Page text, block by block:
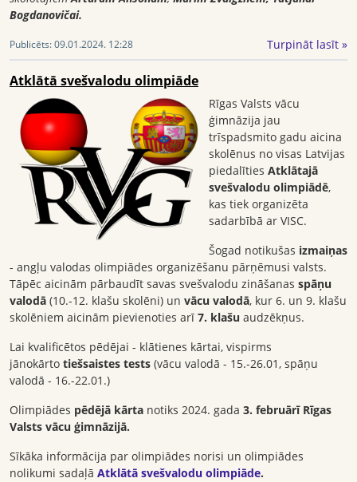
Bogdanovičai.
Publicēts:09.01.2024. 12:28 Turpināt lasīt »
Atklātā svešvalodu olimpiāde
Rīgas Valsts vācu
ģimnāzija jau
trīspadsmito gadu aicina
skolēnus no visas Latvijas
piedalīties Atklātajā
svešvalodu olimpiādē,
kas tiek organizēta
sadarbībā ar VISC.
Šogad notikušas izmaiņas
- angļu valodas olimpiādes organizēšanu pārņēmusi valsts.
Tāpēc aicinām pārbaudīt savas svešvalodu zināšanas spāņu
valodā (10.-12. klašu skolēni) un vācu valodā, kur 6. un 9. klašu
skolēniem aicinām pievienoties arī 7. klašu audzēkņus.
Lai kvalificētos pēdējai - klātienes kārtai, vispirms
jānokārto tiešsaistes tests (vācu valodā - 15.-26.01, spāņu
valodā - 16.-22.01.)
Olimpiādes pēdējā kārta notiks 2024. gada 3. februārī Rīgas
Valsts vācu ģimnāzijā.
Sīkāka informācija par olimpiādes norisi un olimpiādes
nolikumi sadaļā Atklātā svešvalodu olimpiāde.